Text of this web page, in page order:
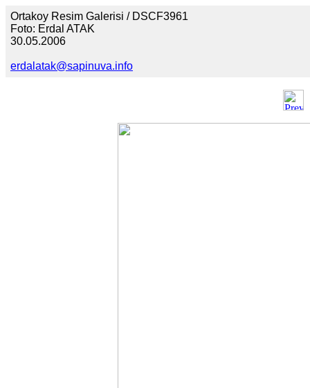
Ortakoy Resim Galerisi / DSCF3961
Foto: Erdal ATAK
30.05.2006
erdalatak@sapinuva.info